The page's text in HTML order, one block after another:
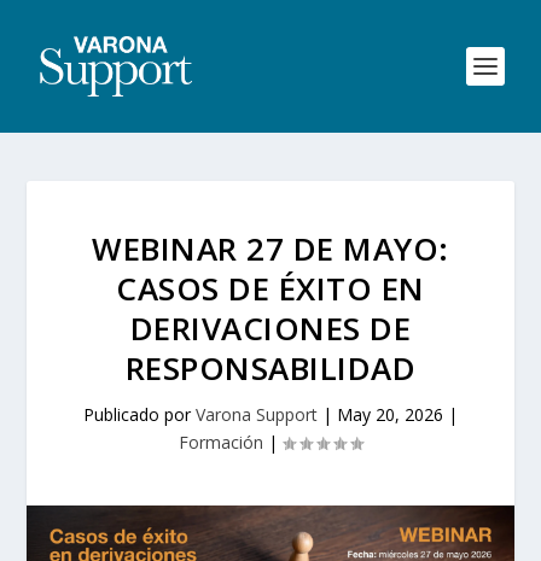
WEBINAR 27 DE MAYO:
CASOS DE ÉXITO EN
DERIVACIONES DE
RESPONSABILIDAD
Publicado porVarona Support | May 20, 2026 |
Formación |